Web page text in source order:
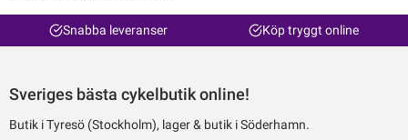
Snabba leveranser Köp tryggt online
Sveriges bästa cykelbutik online!
Butik i Tyresö (Stockholm), lager & butik i Söderhamn.